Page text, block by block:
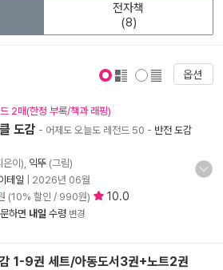
전자책
(8)
옵션
2매(한정 부록/책과 래핑)
도감 - 어제도 오늘도 레전드 50 - 반전 도감
은이), 익뚜 (그림)
테일
2026년 06월
(10% 할인 / 990원) 10.0
하면 내일 수령 변경
1-9권 세트/아동도서3권+노트2권